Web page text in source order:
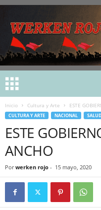
Inicio Cultura y Arte ESTE
CULTURA Y ARTE NACIONAL SALUD
ESTE
ANCHO
Por werken rojo - 15 mayo, 2020